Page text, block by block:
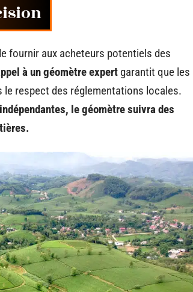
fournir aux acheteurs potentiels des
à un géomètre expert garantit que les
respect des réglementations locales.
le géomètre suivra des